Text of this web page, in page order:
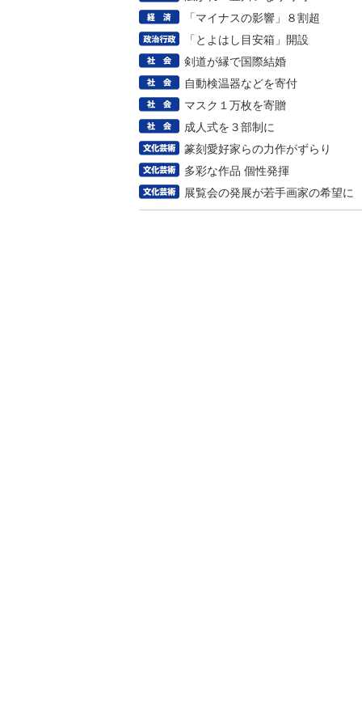
「マイナスの影響」８割超
「とよはし目安箱」開設
剣道が縁で国際結婚
自動検温器などを寄付
マスク１万枚を寄贈
成人式を３部制に
篆刻愛好家らの力作がずらり
多彩な作品 個性発揮
展覧会の発展が若手画家の希望に